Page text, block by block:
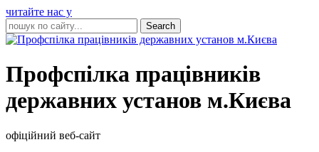
читайте нас у
Профспілка працівників
державних установ м.Києва
офіційний веб-сайт